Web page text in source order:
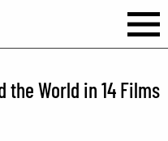
World in 14 Films